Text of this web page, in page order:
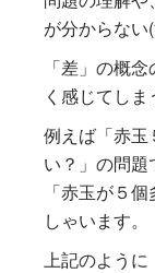
が分からない
「差」の概
く感じてしま
例えば「赤玉
い？」の問題
「赤玉が５
しゃいます。
上記のよう